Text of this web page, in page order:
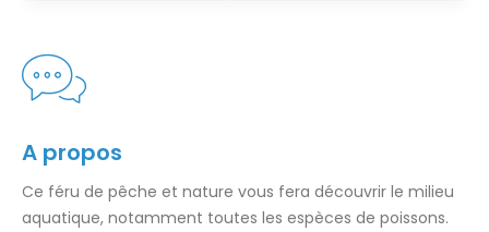
A propos
Ce féru de pêche et nature vous fera découvrir le milieu
aquatique, notamment toutes les espèces de poissons.